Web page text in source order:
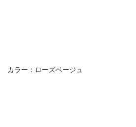
カラー：ローズベージュ